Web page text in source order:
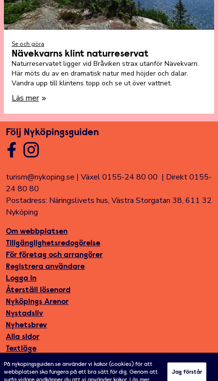
Se och göra
Nävekvarns klint naturreservat
Naturreservatet ligger vid Bråviken strax utanför Nävekvarn.
Här möts du av en dramatisk natur med höjder och dalar.
Vandra upp till klintens topp och se ut över vattnet.
Läs mer
Följ Nyköpingsguiden
turism@nykoping.se | Växel 0155-24 80 00 | Direkt 0155-
24 80 80
Postadress: Näringslivets hus, Västra Storgatan 38, 611 32
Nyköping
Om webbplatsen
Tillgänglighetsredogörelse
För företag och arrangörer
Registrera användare
Logga in
Återställ lösenord
Nyköpings Arenor
Nystadsliv
Nyhetsbrev
Alla sidor
Textläge
På nykopingsguiden.se använder vi kakor (cookies) för att
webbplatsen ska fungera på ett bra sätt för dig. Genom att
Jag förstår